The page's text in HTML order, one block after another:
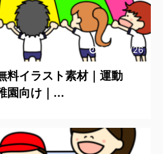
2020/6/26
料イラスト素材｜運動
園向け｜...